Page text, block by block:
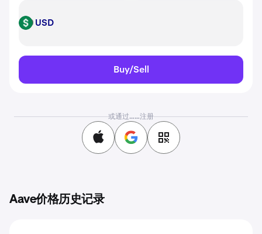
USD USD
Buy/Sell
或通过……注册
Aave价格历史记录